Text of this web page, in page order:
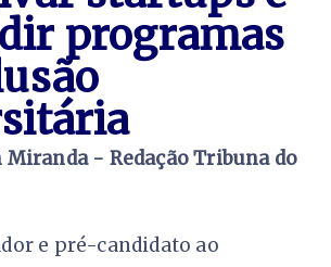
programas
Miranda - Redação Tribuna do
e pré-candidato ao